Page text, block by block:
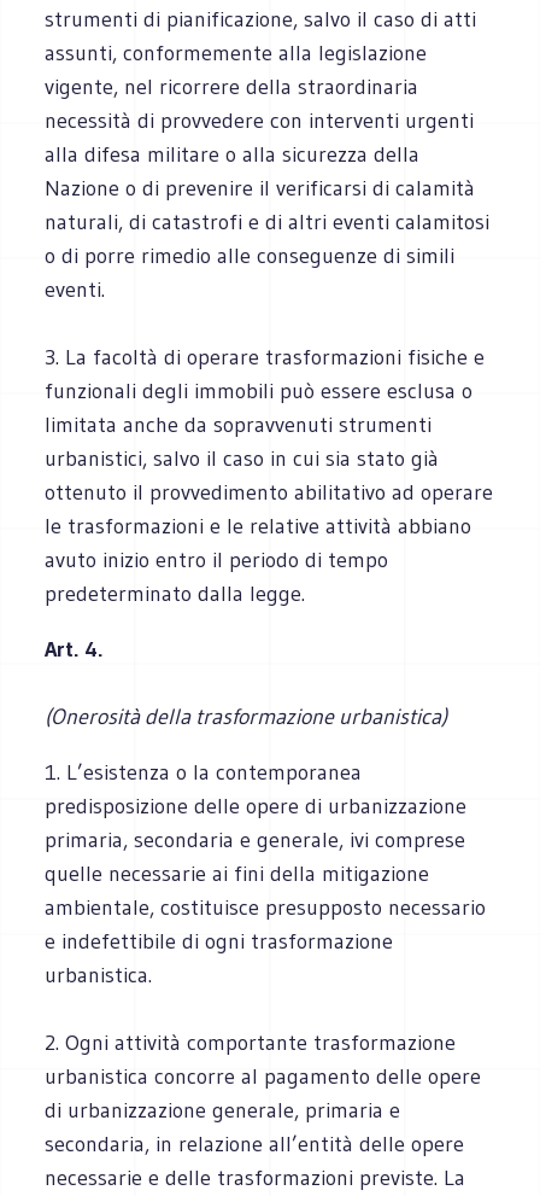
strumenti di pianificazione, salvo il caso di atti
assunti, conformemente alla legislazione
vigente, nel ricorrere della straordinaria
necessità di provvedere con interventi urgenti
alla difesa militare o alla sicurezza della
Nazione o di prevenire il verificarsi di calamità
naturali, di catastrofi e di altri eventi calamitosi
o di porre rimedio alle conseguenze di simili
eventi.
3. La facoltà di operare trasformazioni fisiche e
funzionali degli immobili può essere esclusa o
limitata anche da sopravvenuti strumenti
urbanistici, salvo il caso in cui sia stato già
ottenuto il provvedimento abilitativo ad operare
le trasformazioni e le relative attività abbiano
avuto inizio entro il periodo di tempo
predeterminato dalla legge.
Art. 4.
(Onerosità della trasformazione urbanistica)
1. L’esistenza o la contemporanea
predisposizione delle opere di urbanizzazione
primaria, secondaria e generale, ivi comprese
quelle necessarie ai fini della mitigazione
ambientale, costituisce presupposto necessario
e indefettibile di ogni trasformazione
urbanistica.
2. Ogni attività comportante trasformazione
urbanistica concorre al pagamento delle opere
di urbanizzazione generale, primaria e
secondaria, in relazione all’entità delle opere
necessarie e delle trasformazioni previste. La